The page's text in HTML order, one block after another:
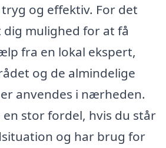
og effektiv. For det
mulighed for at få
fra en lokal ekspert,
og de almindelige
anvendes i nærheden.
stor fordel, hvis du står
og har brug for